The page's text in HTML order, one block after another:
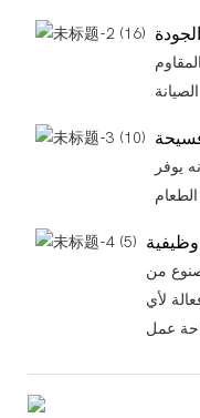
يوفر
وظيفية
من
لأي